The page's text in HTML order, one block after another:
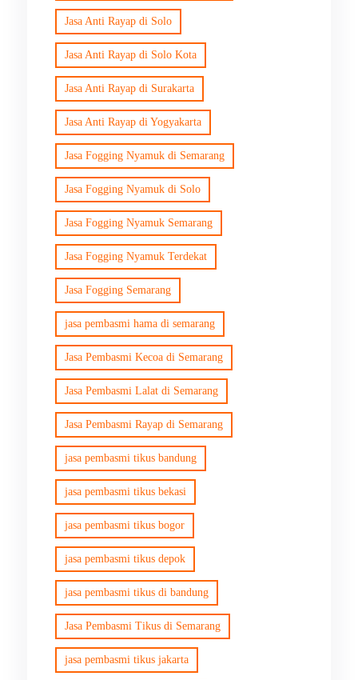
Jasa Anti Rayap di Solo
Jasa Anti Rayap di Solo Kota
Jasa Anti Rayap di Surakarta
Jasa Anti Rayap di Yogyakarta
Jasa Fogging Nyamuk di Semarang
Jasa Fogging Nyamuk di Solo
Jasa Fogging Nyamuk Semarang
Jasa Fogging Nyamuk Terdekat
Jasa Fogging Semarang
jasa pembasmi hama di semarang
Jasa Pembasmi Kecoa di Semarang
Jasa Pembasmi Lalat di Semarang
Jasa Pembasmi Rayap di Semarang
jasa pembasmi tikus bandung
jasa pembasmi tikus bekasi
jasa pembasmi tikus bogor
jasa pembasmi tikus depok
jasa pembasmi tikus di bandung
Jasa Pembasmi Tikus di Semarang
jasa pembasmi tikus jakarta